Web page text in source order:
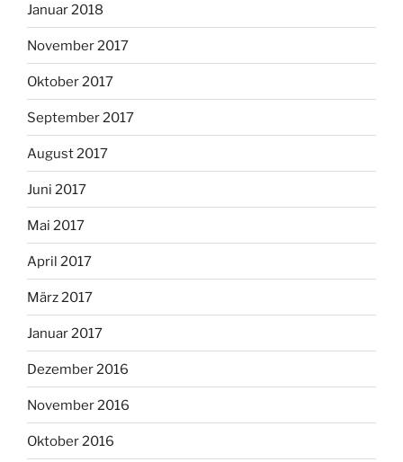
Januar 2018
November 2017
Oktober 2017
September 2017
August 2017
Juni 2017
Mai 2017
April 2017
März 2017
Januar 2017
Dezember 2016
November 2016
Oktober 2016